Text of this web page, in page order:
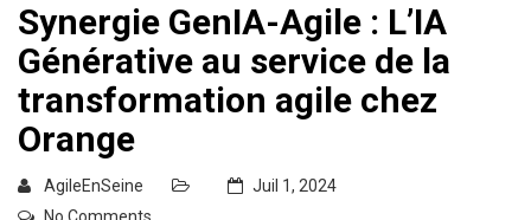
Synergie GenIA-Agile : L’IA
Générative au service de la
transformation agile chez
Orange
AgileEnSeine
Juil 1, 2024